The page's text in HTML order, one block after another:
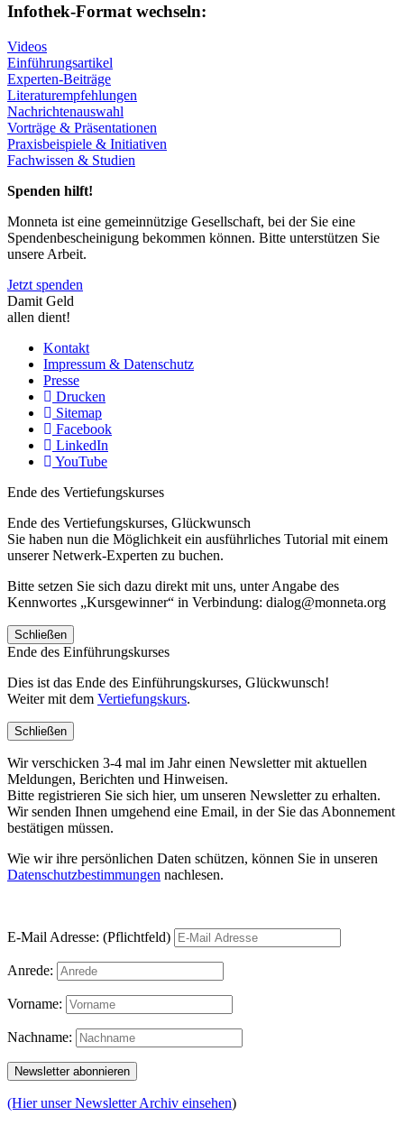
Infothek-Format wechseln:
Videos
Einführungsartikel
Experten-Beiträge
Literaturempfehlungen
Nachrichtenauswahl
Vorträge & Präsentationen
Praxisbeispiele & Initiativen
Fachwissen & Studien
Spenden hilft!
Monneta ist eine gemeinnützige Gesellschaft, bei der Sie eine
Spendenbescheinigung bekommen können. Bitte unterstützen Sie
unsere Arbeit.
Jetzt spenden
Damit Geld
allen dient!
Kontakt
Impressum & Datenschutz
Presse
Drucken
Sitemap
Facebook
LinkedIn
YouTube
Ende des Vertiefungskurses
Ende des Vertiefungskurses, Glückwunsch
Sie haben nun die Möglichkeit ein ausführliches Tutorial mit einem
unserer Netwerk-Experten zu buchen.
Bitte setzen Sie sich dazu direkt mit uns, unter Angabe des
Kennwortes „Kursgewinner“ in Verbindung: dialog@monneta.org
Schließen
Ende des Einführungskurses
Dies ist das Ende des Einführungskurses, Glückwunsch!
Weiter mit dem Vertiefungskurs.
Schließen
Wir verschicken 3-4 mal im Jahr einen Newsletter mit aktuellen
Meldungen, Berichten und Hinweisen.
Bitte registrieren Sie sich hier, um unseren Newsletter zu erhalten.
Wir senden Ihnen umgehend eine Email, in der Sie das Abonnement
bestätigen müssen.
Wie wir ihre persönlichen Daten schützen, können Sie in unseren
Datenschutzbestimmungen nachlesen.
E-Mail Adresse: (Pflichtfeld)
Anrede:
Vorname:
Nachname:
(Hier unser Newsletter Archiv einsehen)